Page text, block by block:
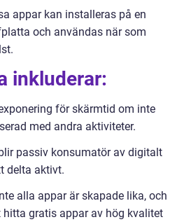
appar kan installeras på en
och användas när som
inkluderar:
för skärmtid om inte
med andra aktiviteter.
passiv konsumatör av digitalt
delta aktivt.
alla appar är skapade lika, och
gratis appar av hög kvalitet